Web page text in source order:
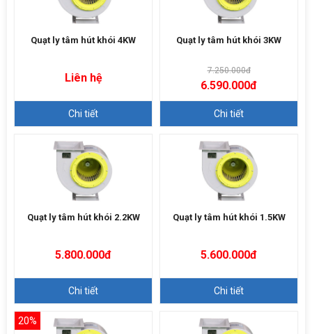
Quạt ly tâm hút khói 4KW
Liên hệ
Chi tiết
Quạt ly tâm hút khói 3KW
7.250.000đ
6.590.000đ
Chi tiết
Quạt ly tâm hút khói 2.2KW
5.800.000đ
Chi tiết
Quạt ly tâm hút khói 1.5KW
5.600.000đ
Chi tiết
20%